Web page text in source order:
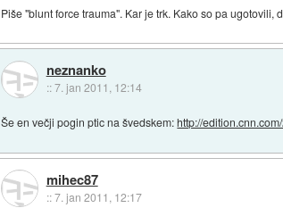
Piše "blunt force trauma". Kar je trk. Kako so pa ugotovili,
neznanko
::7. jan 2011, 12:14
Še en večji pogin ptic na švedskem:http://
mihec87
::7. jan 2011, 12:17